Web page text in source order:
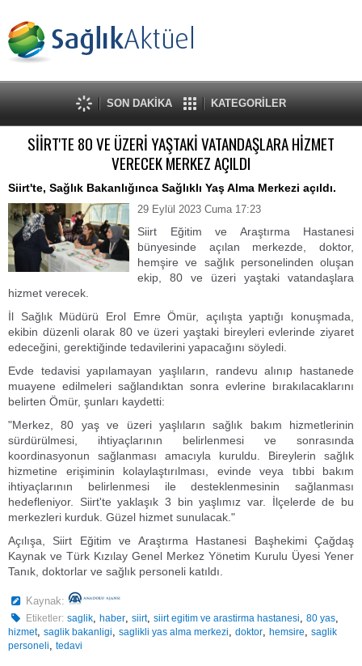
SON DAKİKA KATEGORİLER
SİİRT'TE 80 VE ÜZERİ YAŞTAKİ VATANDAŞLARA HİZMET
VERECEK MERKEZ AÇILDI
Siirt'te, Sağlık Bakanlığınca Sağlıklı Yaş Alma Merkezi açıldı.
29 Eylül 2023 Cuma 17:23
Siirt Eğitim ve Araştırma Hastanesi
bünyesinde açılan merkezde, doktor,
hemşire ve sağlık personelinden oluşan
ekip, 80 ve üzeri yaştaki vatandaşlara
hizmet verecek.
İl Sağlık Müdürü Erol Emre Ömür, açılışta yaptığı konuşmada,
ekibin düzenli olarak 80 ve üzeri yaştaki bireyleri evlerinde ziyaret
edeceğini, gerektiğinde tedavilerini yapacağını söyledi.
Evde tedavisi yapılamayan yaşlıların, randevu alınıp hastanede
muayene edilmeleri sağlandıktan sonra evlerine bırakılacaklarını
belirten Ömür, şunları kaydetti:
"Merkez, 80 yaş ve üzeri yaşlıların sağlık bakım hizmetlerinin
sürdürülmesi, ihtiyaçlarının belirlenmesi ve sonrasında
koordinasyonun sağlanması amacıyla kuruldu. Bireylerin sağlık
hizmetine erişiminin kolaylaştırılması, evinde veya tıbbi bakım
ihtiyaçlarının belirlenmesi ile desteklenmesinin sağlanması
hedefleniyor. Siirt'te yaklaşık 3 bin yaşlımız var. İlçelerde de bu
merkezleri kurduk. Güzel hizmet sunulacak."
Açılışa, Siirt Eğitim ve Araştırma Hastanesi Başhekimi Çağdaş
Kaynak ve Türk Kızılay Genel Merkez Yönetim Kurulu Üyesi Yener
Tanık, doktorlar ve sağlık personeli katıldı.
Kaynak:
Etiketler: saglik,haber,siirt,siirt egitim ve arastirma hastanesi,80 yas,
hizmet, saglik bakanligi, saglikli yas alma merkezi, doktor, hemsire, saglik
personeli, tedavi